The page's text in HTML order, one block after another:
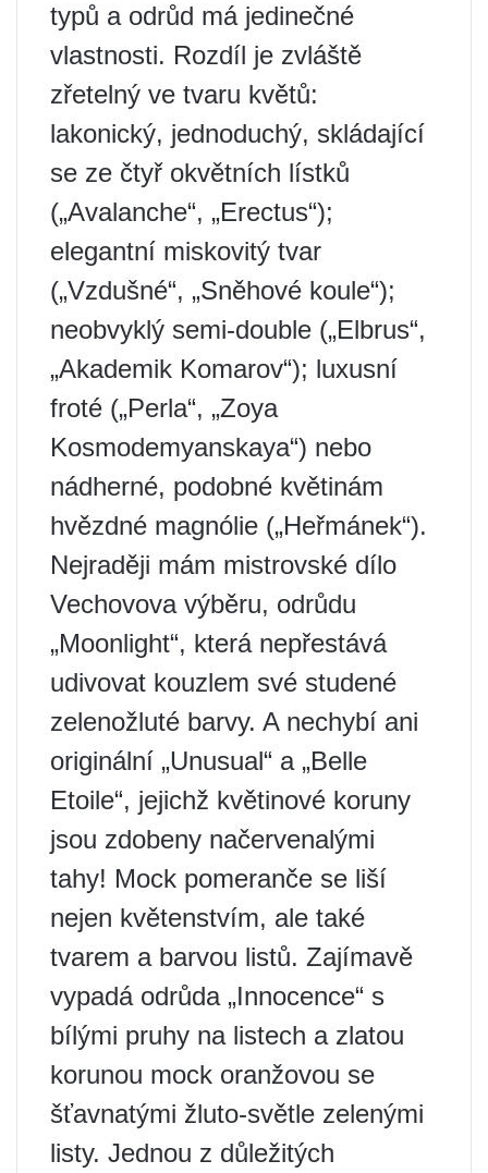
typů a odrůd má jedinečné
vlastnosti. Rozdíl je zvláště
zřetelný ve tvaru květů:
lakonický, jednoduchý, skládající
se ze čtyř okvětních lístků
(„Avalanche“, „Erectus“);
elegantní miskovitý tvar
(„Vzdušné“, „Sněhové koule“);
neobvyklý semi-double („Elbrus“,
„Akademik Komarov“); luxusní
froté („Perla“, „Zoya
Kosmodemyanskaya“) nebo
nádherné, podobné květinám
hvězdné magnólie („Heřmánek“).
Nejraději mám mistrovské dílo
Vechovova výběru, odrůdu
„Moonlight“, která nepřestává
udivovat kouzlem své studené
zelenožluté barvy. A nechybí ani
originální „Unusual“ a „Belle
Etoile“, jejichž květinové koruny
jsou zdobeny načervenalými
tahy! Mock pomeranče se liší
nejen květenstvím, ale také
tvarem a barvou listů. Zajímavě
vypadá odrůda „Innocence“ s
bílými pruhy na listech a zlatou
korunou mock oranžovou se
šťavnatými žluto-světle zelenými
listy. Jednou z důležitých